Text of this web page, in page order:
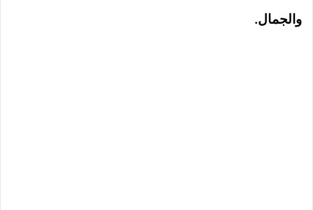
والجمال.